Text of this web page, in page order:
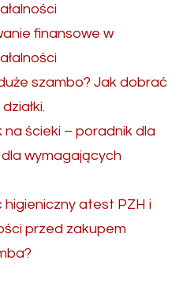
finansowe w
szambo? Jak dobrać
ścieki – poradnik dla
dla wymagających
atest PZH i
przed zakupem